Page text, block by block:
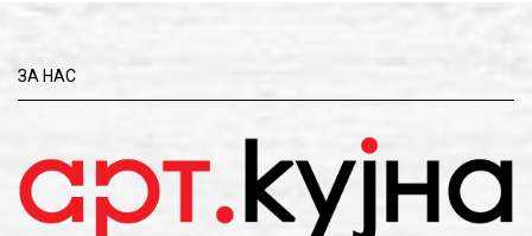
ЗА НАС